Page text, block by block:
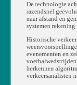
De technologie
razendsnel
naar afstand en
systemen rekening
Historische
evenementen en
herkennen
verkeersanalisten